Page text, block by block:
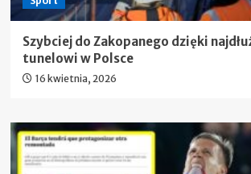
Szybciej do Zakopanego dzięki
tunelowi w Polsce
16 kwietnia, 2026